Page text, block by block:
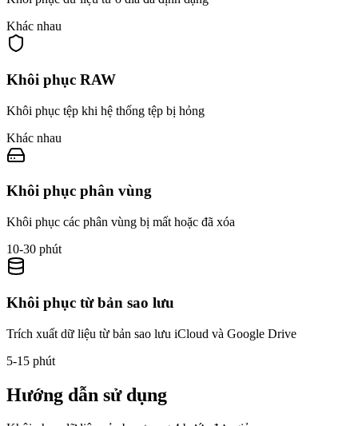
Khác nhau
Khôi phục RAW
Khôi phục tệp khi hệ thống tệp bị hỏng
Khác nhau
Khôi phục phân vùng
Khôi phục các phân vùng bị mất hoặc đã xóa
10-30 phút
Khôi phục từ bản sao lưu
Trích xuất dữ liệu từ bản sao lưu iCloud và Google Drive
5-15 phút
Hướng dẫn sử dụng